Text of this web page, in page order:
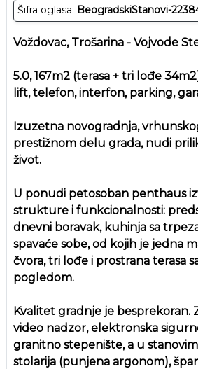
Šifra oglasa: BeogradskiStanovi-
Voždovac, Trošarina - Vojvode
5.0, 167m2 (terasa + tri lođe
lift, telefon, interfon, parking,
Izuzetna novogradnja,
prestižnom delu grada, nudi
život.
U ponudi petosoban penthaus
strukture i funkcionalnosti:
dnevni boravak, kuhinja sa
spavaće sobe, od kojih je jedna
čvora, tri lođe i prostrana terasa
pogledom.
Kvalitet gradnje je besprekoran.
video nadzor, elektronska
granitno stepenište, a u
stolarija (punjena argonom),